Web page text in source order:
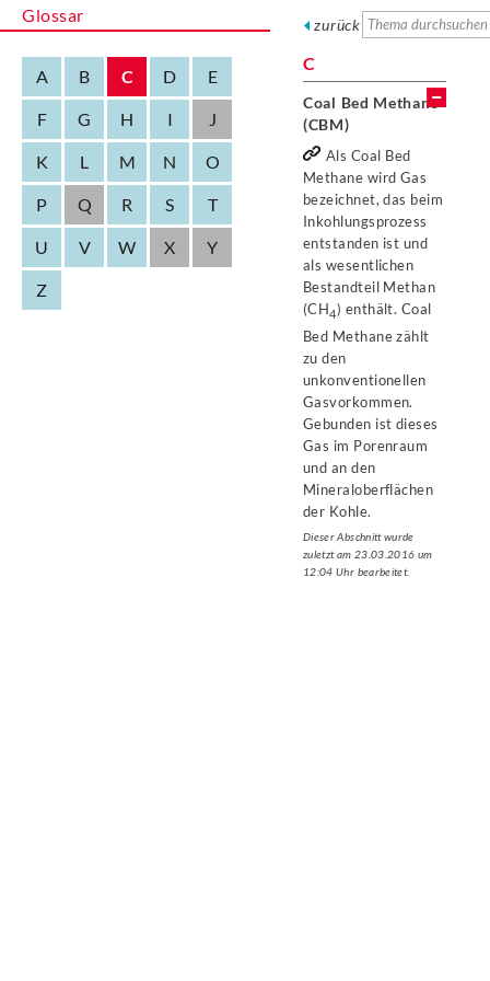
Glossar
A B C D E
F G H I J
K L M N O
P Q R S T
U V W X Y
Z
zurück
C
Coal Bed Methane
(CBM)
Als Coal Bed
Methane wird Gas
bezeichnet, das beim
Inkohlungsprozess
entstanden ist und
als wesentlichen
Bestandteil Methan
(CH4) enthält. Coal
Bed Methane zählt
zu den
unkonventionellen
Gasvorkommen.
Gebunden ist dieses
Gas im Porenraum
und an den
Mineraloberflächen
der Kohle.
Dieser Abschnitt wurde
zuletzt am 23.03.2016 um
12:04 Uhr bearbeitet.